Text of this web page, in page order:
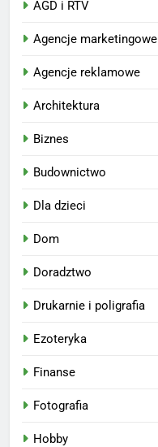
AGD i RTV
Agencje marketingowe
Agencje reklamowe
Architektura
Biznes
Budownictwo
Dla dzieci
Dom
Doradztwo
Drukarnie i poligrafia
Ezoteryka
Finanse
Fotografia
Hobby